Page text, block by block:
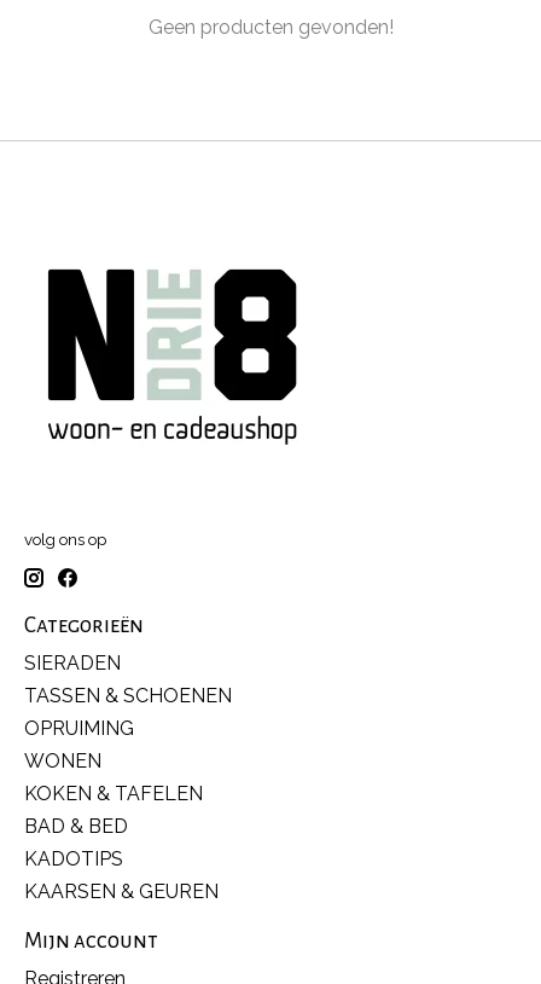
Geen producten gevonden!
volg ons op
Categorieën
SIERADEN
TASSEN & SCHOENEN
OPRUIMING
WONEN
KOKEN & TAFELEN
BAD & BED
KADOTIPS
KAARSEN & GEUREN
Mijn account
Registreren